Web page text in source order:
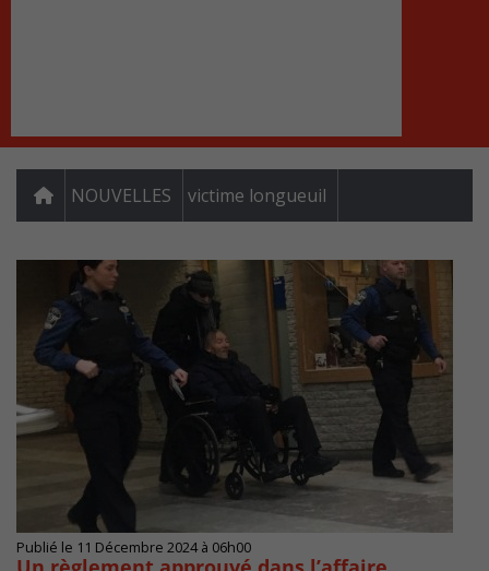
NOUVELLES victime longueuil
Publié le 11 Décembre 2024 à 06h00